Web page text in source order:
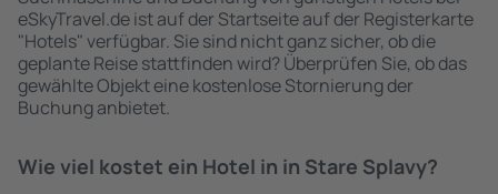
eSkyTravel.de ist auf der Startseite auf der Registerkarte
"Hotels" verfügbar. Sie sind nicht ganz sicher, ob die
geplante Reise stattfinden wird? Überprüfen Sie, ob das
gewählte Objekt eine kostenlose Stornierung der
Buchung anbietet.
Wie viel kostet ein Hotel in in Stare Splavy?